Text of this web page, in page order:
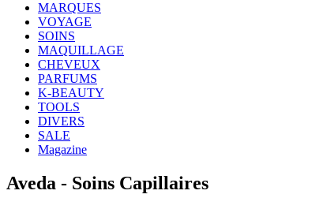
MARQUES
VOYAGE
SOINS
MAQUILLAGE
CHEVEUX
PARFUMS
K-BEAUTY
TOOLS
DIVERS
SALE
Magazine
Aveda - Soins Capillaires